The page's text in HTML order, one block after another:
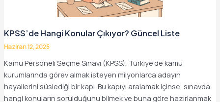
KPSS’de Hangi Konular Çıkıyor? Güncel Liste
Haziran 12, 2025
Kamu Personeli Seçme Sınavı (KPSS), Türkiye’de kamu
kurumlarında görev almak isteyen milyonlarca adayın
hayallerini süslediği bir kapı. Bu kapıyı aralamak içinse, sınavda
hangi konuların sorulduğunu bilmek ve buna göre hazırlanmak